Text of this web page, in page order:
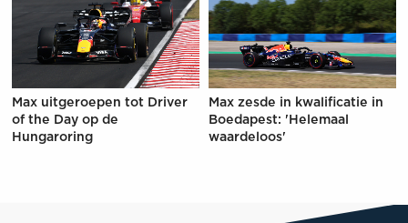
Max uitgeroepen tot Driver
of the Day op de
Hungaroring
Max zesde in kwalificatie in
Boedapest: 'Helemaal
waardeloos'